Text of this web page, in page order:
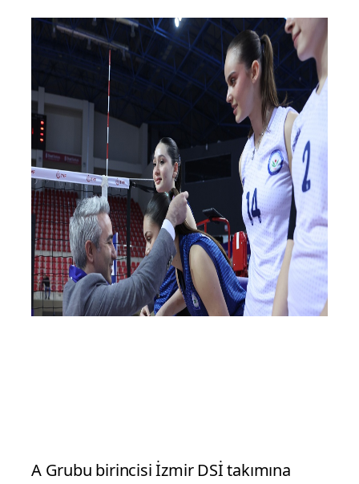
A Grubu birincisi İzmir DSİ takımına